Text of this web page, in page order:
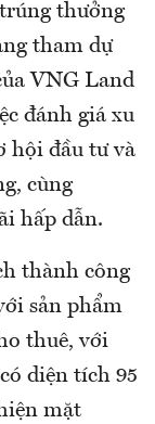
thưởng
tham dự
VNG Land
đánh giá xu
hội đầu tư và
cùng
hấp dẫn.
thành công
sản phẩm
thuê, với
diện tích 95
mặt